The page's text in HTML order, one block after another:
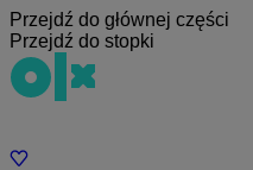
Przejdź do głównej części
Przejdź do stopki